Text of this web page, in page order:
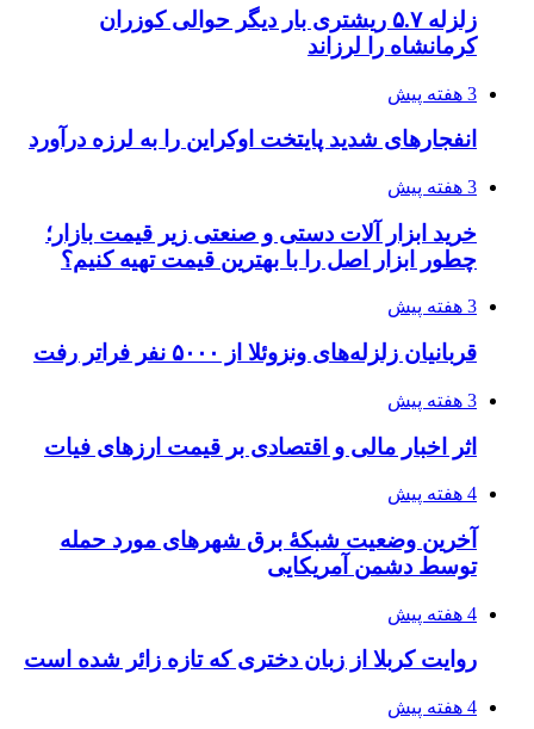
4 هفته پیش
روایت کربلا از زبان دختری که تازه زائر شده است
4 هفته پیش
هواپیماهای سوخت‌رسان آمریکا برای اسرائیل
دردسرساز شد
4 هفته پیش
چرا انتخاب تامین‌کننده تجهیزات جوشکاری، کیفیت
پروژه را تعیین می‌کند؟
4 هفته پیش
تفکر «تساوی» باعث صعود نکردن تیم ملی شد/
فدراسیون نگاهش را عوض کند
4 هفته پیش
از کجا تجهیزات ترافیکی باکیفیت بخریم؟ راهنمای
انتخاب بهترین فروشنده
4 هفته پیش
ساقط شدن ۴۸۳۰ پهپاد اوکراینی با آتش پدافند
روسیه